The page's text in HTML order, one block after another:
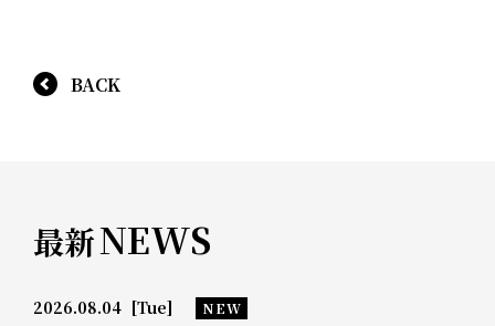
BACK
最新NEWS
2026.08.04 [Tue] NEW